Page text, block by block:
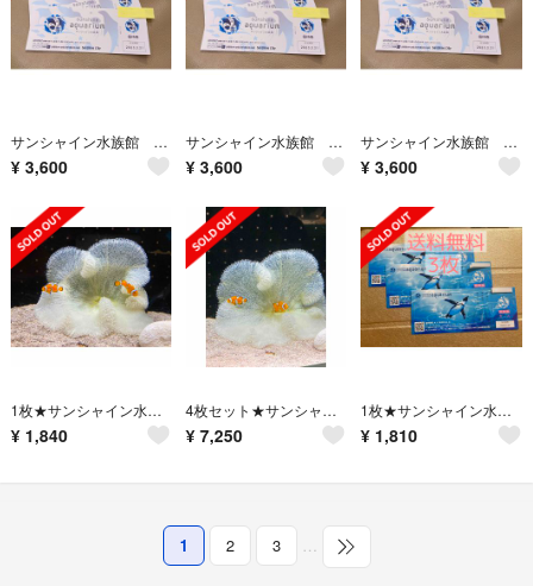
サンシャイン水族館 入場券 招待券2枚 有効期限2023年3月31日
¥ 3,600
サンシャイン水族館 入場券 招待券2枚 有効期限2023年3月31日
¥ 3,600
サンシャイン水族館 入場券 招待券2枚 有効期限2023年3月31日
¥ 3,600
1枚★サンシャイン水族館大人入場チケット★有効期限: 2023.3.31
¥ 1,840
4枚セット★サンシャイン水族館大人入場チケット★有効期限: 2023.3.31
¥ 7,250
1枚★サンシャイン水族館大人入場チケット★有効期限: 2023.3.31
¥ 1,810
1 2 3 …